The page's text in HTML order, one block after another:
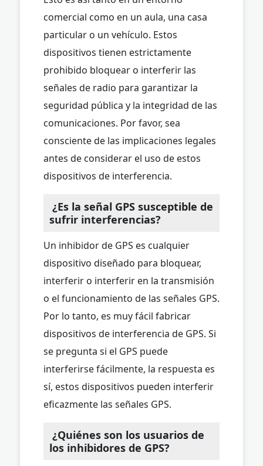
comercial como en un aula, una casa
particular o un vehículo. Estos
dispositivos tienen estrictamente
prohibido bloquear o interferir las
señales de radio para garantizar la
seguridad pública y la integridad de las
comunicaciones. Por favor, sea
consciente de las implicaciones legales
antes de considerar el uso de estos
dispositivos de interferencia.
¿Es la señal GPS susceptible de
sufrir interferencias?
Un inhibidor de GPS es cualquier
dispositivo diseñado para bloquear,
interferir o interferir en la transmisión
o el funcionamiento de las señales GPS.
Por lo tanto, es muy fácil fabricar
dispositivos de interferencia de GPS. Si
se pregunta si el GPS puede
interferirse fácilmente, la respuesta es
sí, estos dispositivos pueden interferir
eficazmente las señales GPS.
¿Quiénes son los usuarios de
los inhibidores de GPS?